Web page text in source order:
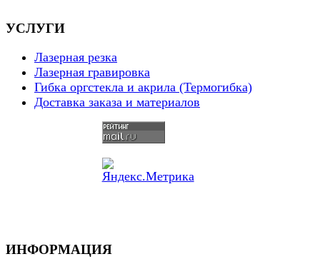
УСЛУГИ
Лазерная резка
Лазерная гравировка
Гибка оргстекла и акрила (Термогибка)
Доставка заказа и материалов
ИНФОРМАЦИЯ